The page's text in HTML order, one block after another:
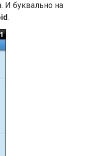
И буквально на
.